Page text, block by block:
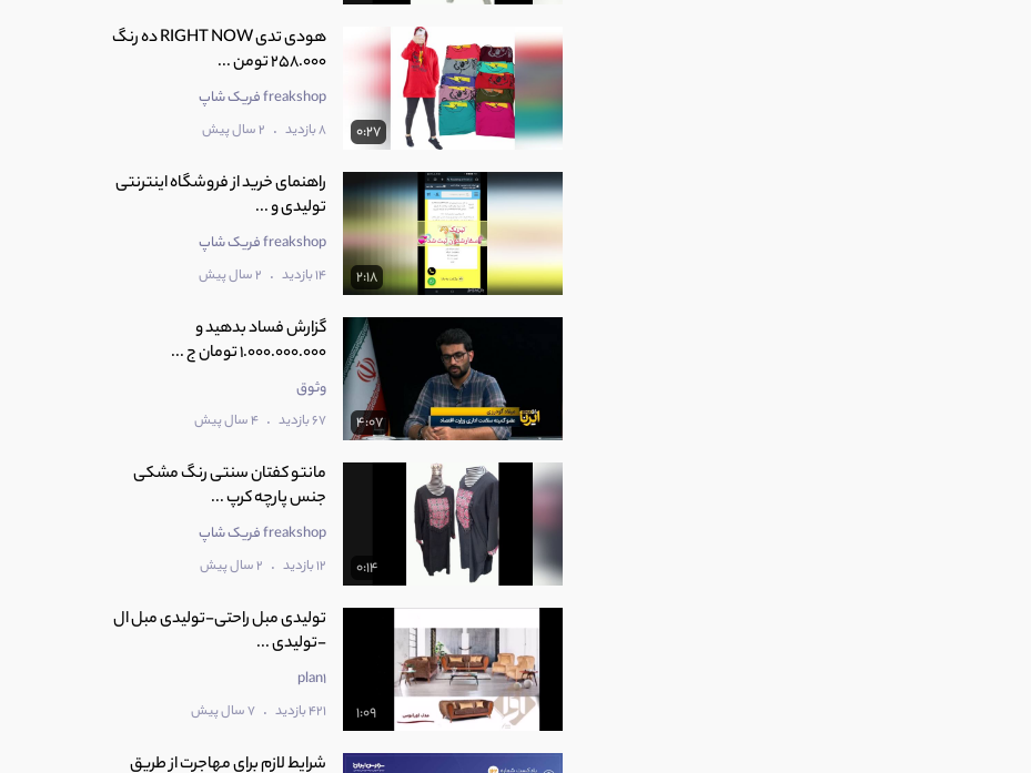
0:27
هودی تدی RIGHT NOW ده رنگ
258.000 تومن ...
freakshop فریک شاپ
8 بازدید . 2 سال پیش
2:18
راهنمای خرید از فروشگاه اینترنتی
تولیدی و ...
freakshop فریک شاپ
14 بازدید . 2 سال پیش
4:07
گزارش فساد بدهید و
1.000.000.000 تومان ج ...
وثوق
67 بازدید . 4 سال پیش
0:14
مانتو کفتان سنتی رنگ مشکی
جنس پارچه کرپ ...
freakshop فریک شاپ
12 بازدید . 2 سال پیش
1:09
تولیدی مبل راحتی-تولیدی مبل ال
-تولیدی ...
plan1
421 بازدید . 7 سال پیش
شرایط لازم برای مهاجرت از طریق